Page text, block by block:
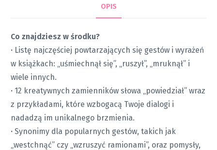
OPIS
Co znajdziesz w środku?
· Listę najczęściej powtarzających się gestów i wyrażeń
w książkach: „uśmiechnął się”, „ruszył”, „mruknął” i
wiele innych.
· 12 kreatywnych zamienników słowa „powiedział” wraz
z przykładami, które wzbogacą Twoje dialogi i
nadadzą im unikalnego brzmienia.
· Synonimy dla popularnych gestów, takich jak
„westchnąć” czy „wzruszyć ramionami”, oraz pomysły,